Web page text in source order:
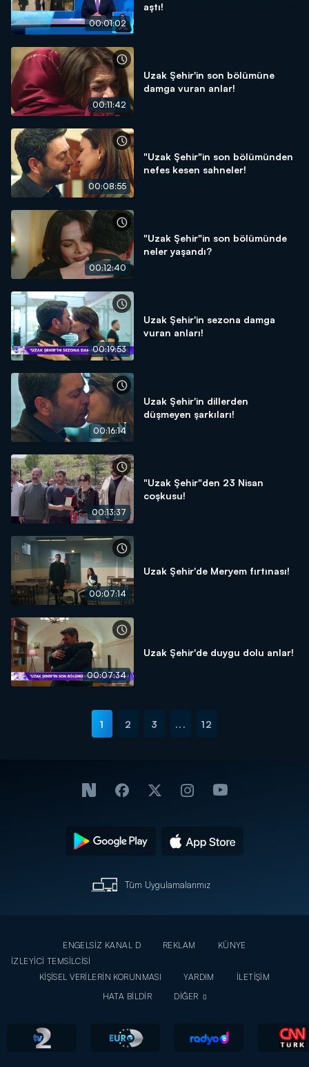
00:01:02
aştı!
00:11:42
Uzak Şehir'in son bölümüne
damga vuran anlar!
00:08:55
"Uzak Şehir"in son bölümünden
nefes kesen sahneler!
00:12:40
"Uzak Şehir"in son bölümünde
neler yaşandı?
00:19:53
Uzak Şehir'in sezona damga
vuran anları!
00:16:14
Uzak Şehir'in dillerden
düşmeyen şarkıları!
00:13:37
"Uzak Şehir"den 23 Nisan
coşkusu!
00:07:14
Uzak Şehir'de Meryem fırtınası!
00:07:34
Uzak Şehir'de duygu dolu anlar!
1 2 3 ... 12
Tüm Uygulamalarımız
ENGELSİZ KANAL D REKLAM
KÜNYE
İZLEYİCİ TEMSİLCİSİ
KİŞİSEL VERİLERİN KORUNMASI
YARDIM
İLETİŞİM
HATA BİLDİR
DİĞER